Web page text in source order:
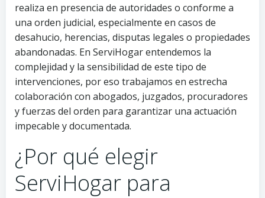
realiza en presencia de autoridades o conforme a
una orden judicial, especialmente en casos de
desahucio, herencias, disputas legales o propiedades
abandonadas. En ServiHogar entendemos la
complejidad y la sensibilidad de este tipo de
intervenciones, por eso trabajamos en estrecha
colaboración con abogados, juzgados, procuradores
y fuerzas del orden para garantizar una actuación
impecable y documentada.
¿Por qué elegir
ServiHogar para